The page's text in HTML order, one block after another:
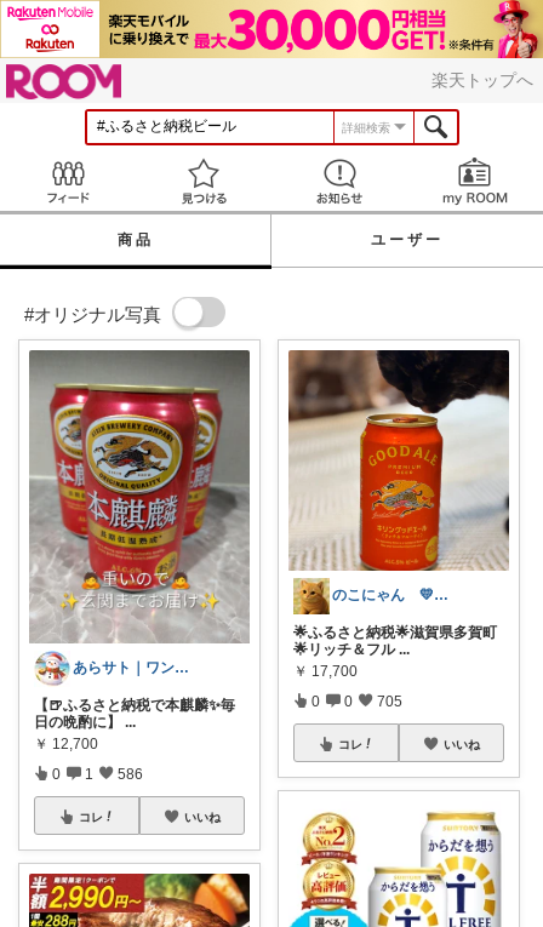
楽天トップへ
詳細検索
見つける お知らせ
商品 ユーザー
#オリジナル写真
あらサト｜ワンオペ4児ママ👶
【🍺ふるさと納税で本麒麟✨毎
日の晩酌に】 ...
￥ 12,700
0 1 586
コレ いいね
のこにゃん 💛ねこ3匹と暮らす🐾
🌟ふるさと納税🌟滋賀県多賀町
🌟リッチ＆フル ...
￥ 17,700
0 0 705
コレ いいね